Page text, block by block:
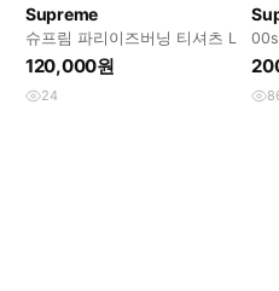
Supreme
슈프림 파리이즈버닝 티셔츠 L
120,000원
24